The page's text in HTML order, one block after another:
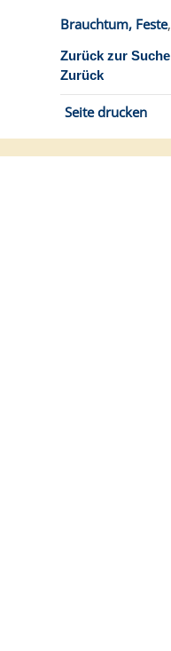
Brauchtum, Feste,
Zurück zur Suche
Zurück
Seite drucken